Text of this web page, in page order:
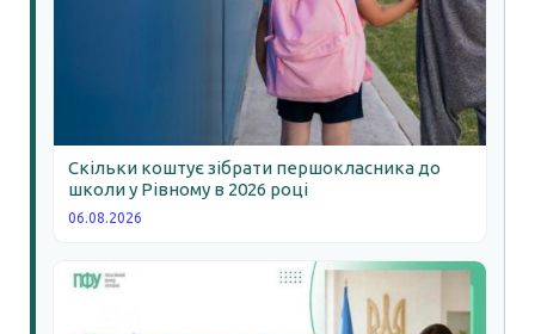
Скільки коштує зібрати першокласника до
школи у Рівному в 2026 році
06.08.2026